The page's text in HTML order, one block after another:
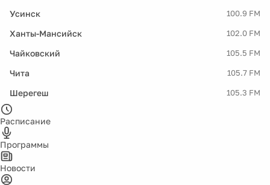
Усинск 100.9 FM
Ханты-Мансийск 102.0 FM
Чайковский 105.5 FM
Чита 105.7 FM
Шерегеш 105.3 FM
Расписание
Программы
Новости